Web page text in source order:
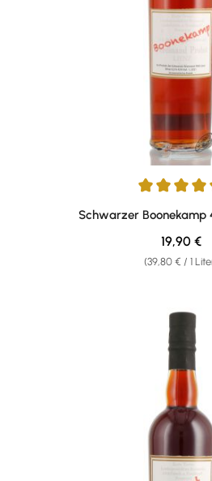
Durchschnittliche Bewertung
Schwarzer Boonekamp
(39,80 € / 1
19,90 €